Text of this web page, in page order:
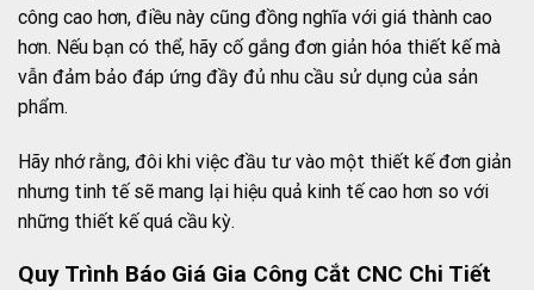
công cao hơn, điều này cũng đồng nghĩa với giá thành cao
hơn. Nếu bạn có thể, hãy cố gắng đơn giản hóa thiết kế mà
vẫn đảm bảo đáp ứng đầy đủ nhu cầu sử dụng của sản
phẩm.
Hãy nhớ rằng, đôi khi việc đầu tư vào một thiết kế đơn giản
nhưng tinh tế sẽ mang lại hiệu quả kinh tế cao hơn so với
những thiết kế quá cầu kỳ.
Quy Trình Báo Giá Gia Công Cắt CNC Chi Tiết